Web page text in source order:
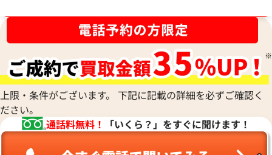
2025年8月17日時点 2026年6月17日時
上限・条件がございます。 下記に記載の詳細を必ずご確認く
ださい。
通話料無料！
「いくら？」をすぐに聞けます！